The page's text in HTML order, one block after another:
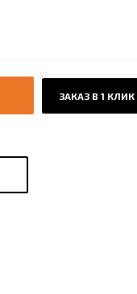
ЗАКАЗ В 1 КЛИК